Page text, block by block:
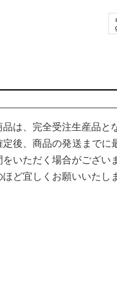
品は、完全受注生産品と
定後、商品の発送までに
いただく場合がござい
ほど宜しくお願いいたし